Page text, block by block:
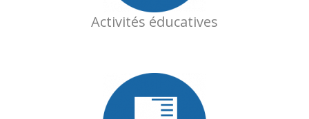
Activités éducatives